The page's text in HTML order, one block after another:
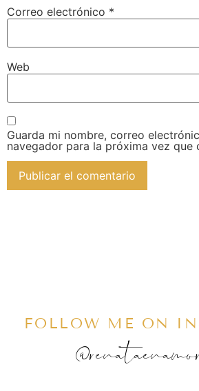
Correo electrónico *
Web
Guarda mi nombre, correo
navegador para la próxima vez que
FOLLOW ME ON